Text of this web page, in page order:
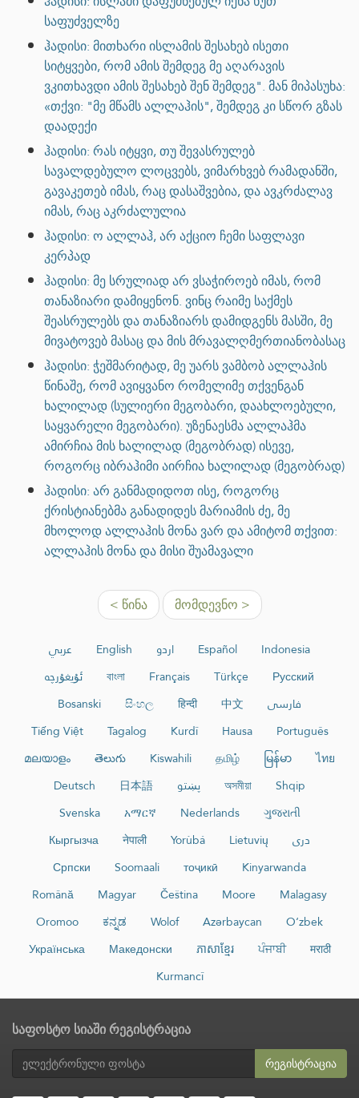
საფუძველზე
ჰადისი: მითხარი ისლამის შესახებ ისეთი
სიტყვები, რომ ამის შემდეგ მე აღარავის
ვკითხავდი ამის შესახებ შენ შემდეგ". მან მიპასუხა:
«თქვი: "მე მწამს ალლაჰის", შემდეგ კი სწორ გზას
დაადექი
ჰადისი: რას იტყვი, თუ შევასრულებ
სავალდებულო ლოცვებს, ვიმარხვებ რამადანში,
გავაკეთებ იმას, რაც დასაშვებია, და ავკრძალავ
იმას, რაც აკრძალულია
ჰადისი: ო ალლაჰ, არ აქციო ჩემი საფლავი
კერპად
ჰადისი: მე სრულიად არ ვსაჭიროებ იმას, რომ
თანაზიარი დამიყენონ. ვინც რაიმე საქმეს
შეასრულებს და თანაზიარს დამიდგენს მასში, მე
მივატოვებ მასაც და მის მრავალღმერთიანობასაც
ჰადისი: ჭეშმარიტად, მე უარს ვამბობ ალლაჰის
წინაშე, რომ ავიყვანო რომელიმე თქვენგან
ხალილად (სულიერი მეგობარი, დაახლოებული,
საყვარელი მეგობარი). უზენაესმა ალლაჰმა
ამირჩია მის ხალილად (მეგობრად) ისევე,
როგორც იბრაჰიმი აირჩია ხალილად (მეგობრად)
ჰადისი: არ განმადიდოთ ისე, როგორც
ქრისტიანებმა განადიდეს მარიამის ძე, მე
მხოლოდ ალლაჰის მონა ვარ და ამიტომ თქვით:
ალლაჰის მონა და მისი შუამავალი
< წინა მომდევნო >
عربي English اردو Español
Indonesia
ئۇيغۇرچە
বাংলা Français Türkçe
Русский
Bosanski
සිංහල हिन्दी 中文
فارسی
Tiếng Việt
Tagalog Kurdî Hausa
Português
മലയാളം
తెలుగు Kiswahili தமிழ் မြန်မာ
ไทย
Deutsch
日本語 پښتو অসমীয়া
Shqip
Svenska
አማርኛ Nederlands
ગુજરાતી
Кыргызча
नेपाली Yorùbá Lietuvių
دری
Српски
Soomaali тоҷикӣ
Kinyarwanda
Română
Magyar Čeština Moore
Malagasy
Oromoo
ಕನ್ನಡ Wolof Azərbaycan
O‘zbek
Українська
Македонски ភាសាខ្មែរ ਪੰਜਾਬੀ
मराठी
Kurmancî
საფოსტო სიაში რეგისტრაცია
რეგისტრაცია